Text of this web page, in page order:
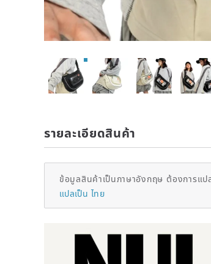
รายละเอียดสินค้า
ข้อมูลสินค้าเป็นภาษาอังกฤษ ต้องการแป
แปลเป็น ไทย